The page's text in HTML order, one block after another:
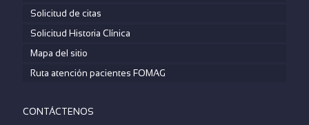
Solicitud de citas
Solicitud Historia Clínica
Mapa del sitio
Ruta atención pacientes FOMAG
CONTÁCTENOS